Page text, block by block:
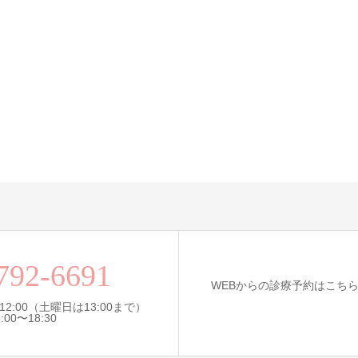
6691
（土曜日は13:00まで）
〜18:30
WEBからの診療予約はこちら